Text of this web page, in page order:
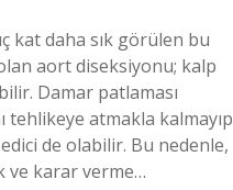
kat daha sık görülen bu
aort diseksiyonu; kalp
Damar patlaması
atmakla kalmayıp
de olabilir. Bu nedenle,
ve karar verme…